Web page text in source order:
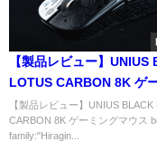
【製品レビュー】UNIUS
LOTUS CARBON 8K ゲー
マウス
【製品レビュー】UNIUS
CARBON 8K ゲーミングマウス
family:"Hiragin...